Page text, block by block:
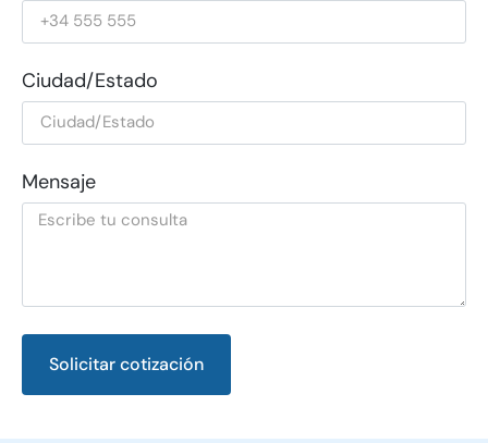
Ciudad/Estado
Mensaje
Solicitar cotización